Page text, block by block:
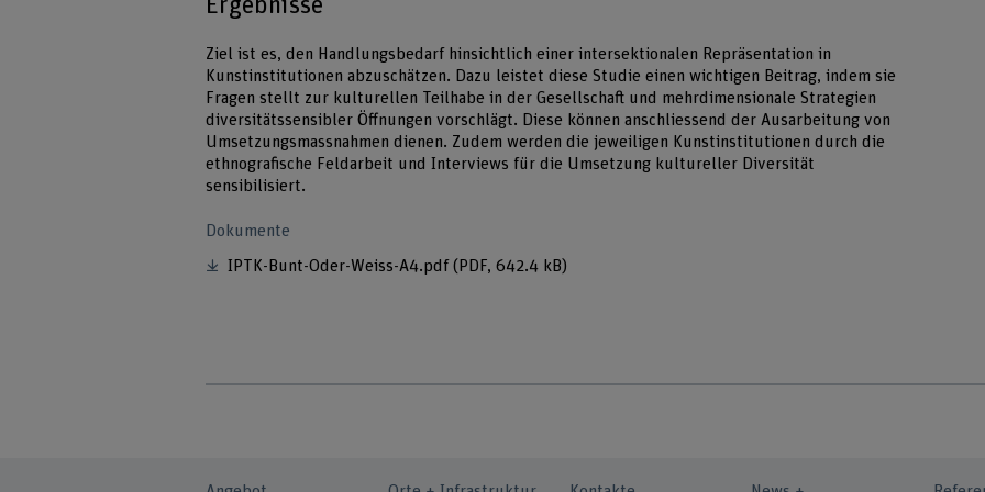
Ziel ist es, den Handlungsbedarf hinsichtlich einer intersektionalen Repräsentation in
Kunstinstitutionen abzuschätzen. Dazu leistet diese Studie einen wichtigen Beitrag, indem sie
Fragen stellt zur kulturellen Teilhabe in der Gesellschaft und mehrdimensionale Strategien
diversitätssensibler Öffnungen vorschlägt. Diese können anschliessend der Ausarbeitung von
Umsetzungsmassnahmen dienen. Zudem werden die jeweiligen Kunstinstitutionen durch die
ethnografische Feldarbeit und Interviews für die Umsetzung kultureller Diversität
sensibilisiert.
Dokumente
IPTK-Bunt-Oder-Weiss-A4.pdf(PDF, 642.4 kB)